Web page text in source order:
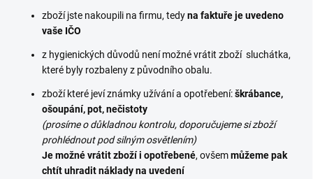
zboží jste nakoupili na firmu, tedyna faktuře je uvedeno
vaše IČO
z hygienických důvodů není možné vrátit zboží sluchátka,
které byly rozbaleny z původního obalu.
zboží které jeví známky užívání a opotřebení:škrábance,
ošoupání, pot, nečistoty
(prosíme o důkladnou kontrolu, doporučujeme si zboží
prohlédnout pod silným osvětlením)
Je možné vrátit zboží i opotřebené, ovšemmůžeme pak
chtít uhradit náklady na uvedení